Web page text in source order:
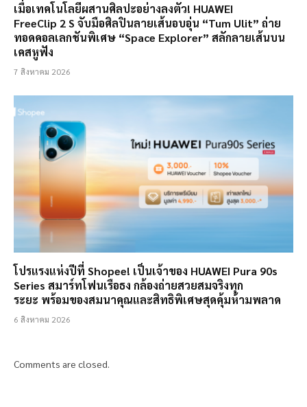
เมื่อเทคโนโลยีผสานศิลปะอย่างลงตัว! HUAWEI
FreeClip 2 S จับมือศิลปินลายเส้นอบอุ่น “Tum Ulit” ถ่าย
ทอดคอลเลกชันพิเศษ “Space Explorer” สลักลายเส้นบน
เคสหูฟัง
7 สิงหาคม 2026
โปรแรงแห่งปีที่ Shopee! เป็นเจ้าของ HUAWEI Pura 90s
Series สมาร์ทโฟนเรือธง กล้องถ่ายสวยสมจริงทุก
ระยะ พร้อมของสมนาคุณและสิทธิพิเศษสุดคุ้มห้ามพลาด
6 สิงหาคม 2026
Comments are closed.